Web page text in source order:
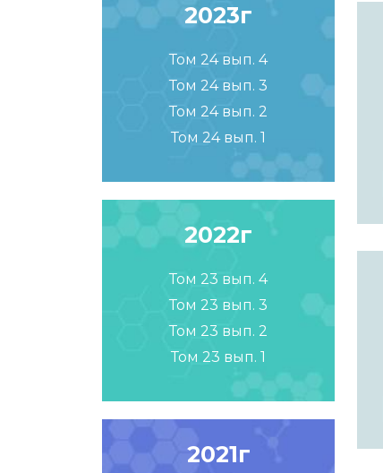
2023г
Том 24 вып. 4
Том 24 вып. 3
Том 24 вып. 2
Том 24 вып. 1
2022г
Том 23 вып. 4
Том 23 вып. 3
Том 23 вып. 2
Том 23 вып. 1
2021г